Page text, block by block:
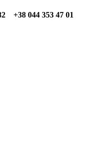
+38 044 353 47 01